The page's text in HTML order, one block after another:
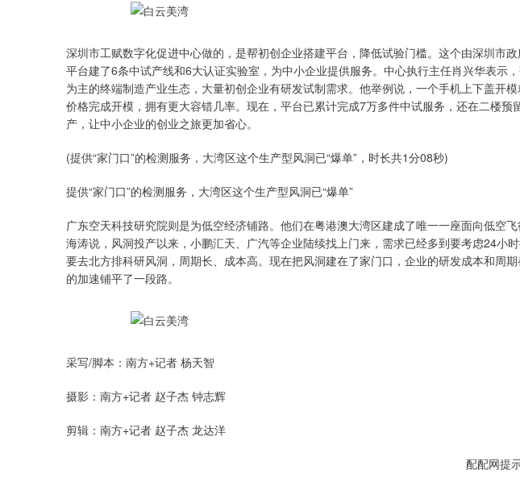
深圳市工赋数字化促进中心做的，是帮初创企业搭建平台，降低试验门槛。这个由深圳市
平台建了6条中试产线和6大认证实验室，为中小企业提供服务。中心执行主任肖兴华表示
为主的终端制造产业生态，大量初创企业有研发试制需求。他举例说，一个手机上下盖开
价格完成开模，拥有更大容错几率。现在，平台已累计完成7万多件中试服务，还在二楼预
产，让中小企业的创业之旅更加省心。
(提供“家门口”的检测服务，大湾区这个生产型风洞已“爆单”，时长共1分08秒)
提供“家门口”的检测服务，大湾区这个生产型风洞已“爆单”
广东空天科技研究院则是为低空经济铺路。他们在粤港澳大湾区建成了唯一一座面向低空
海涛说，风洞投产以来，小鹏汇天、广汽等企业陆续找上门来，需求已经多到要考虑24小
要去北方排科研风洞，周期长、成本高。现在把风洞建在了家门口，企业的研发成本和周
的加速铺平了一段路。
采写/脚本：南方+记者 杨天智
摄影：南方+记者 赵子杰 钟志辉
剪辑：南方+记者 赵子杰 龙达洋
配配网提